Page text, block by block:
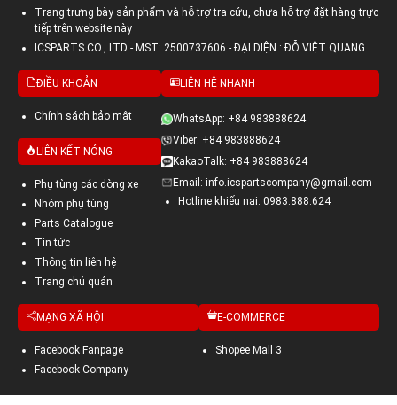
Trang trưng bày sản phẩm và hỗ trợ tra cứu, chưa hỗ trợ đặt hàng trực
tiếp trên website này
ICSPARTS CO., LTD - MST: 2500737606 - ĐẠI DIỆN : ĐỖ VIỆT QUANG
ĐIỀU KHOẢN
Chính sách bảo mật
LIÊN KẾT NÓNG
Phụ tùng các dòng xe
Nhóm phụ tùng
Parts Catalogue
Tin tức
Thông tin liên hệ
Trang chủ quản
LIÊN HỆ NHANH
WhatsApp: +84 983888624
Viber: +84 983888624
KakaoTalk: +84 983888624
Email: info.icspartscompany@gmail.com
Hotline khiếu nại: 0983.888.624
MẠNG XÃ HỘI
Facebook Fanpage
Facebook Company
E-COMMERCE
Shopee Mall 3